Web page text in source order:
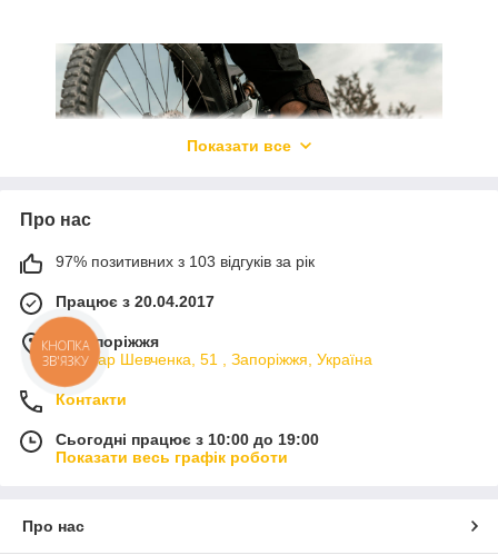
Наші шини спокійно витримують тривалі
поїздки під сонцем. Матеріал не пересихає, не
тріскається та не втрачає форму навіть після
активного сезону. Це зручно тим, хто часто
раптовими поломками через перегрівання
або жорсткість гуми.
Показати все
Про нас
97% позитивних з 103 відгуків за рік
Працює з 20.04.2017
м. Запоріжжя
Бульвар Шевченка, 51 , Запоріжжя, Україна
Контакти
Сьогодні працює з 10:00 до 19:00
Показати весь графік роботи
Про нас
КНОПКА
ЗВ'ЯЗКУ